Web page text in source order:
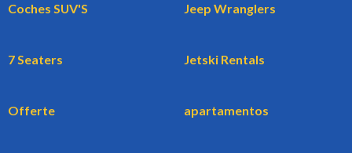
Coches SUV'S Jeep Wranglers
7 Seaters Jetski Rentals
Offerte apartamentos